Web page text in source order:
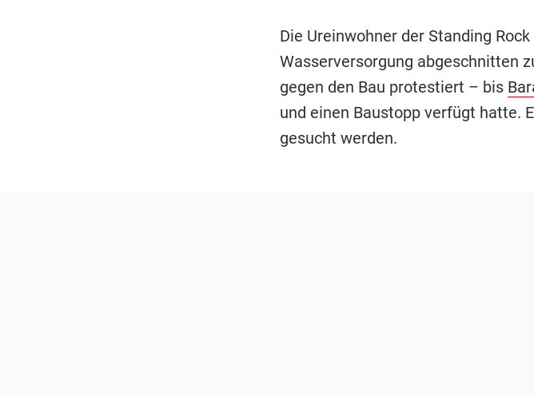
Die Ureinwohner der Standing
Wasserversorgung abgeschnitten
gegen den Bau protestiert – bis
und einen Baustopp verfügt hatte.
gesucht werden.